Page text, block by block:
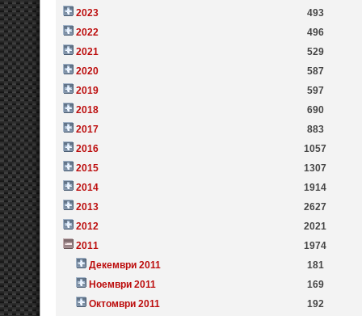
2023
493
2022
496
2021
529
2020
587
2019
597
2018
690
2017
883
2016
1057
2015
1307
2014
1914
2013
2627
2012
2021
2011
1974
Декември 2011
181
Ноември 2011
169
Октомври 2011
192